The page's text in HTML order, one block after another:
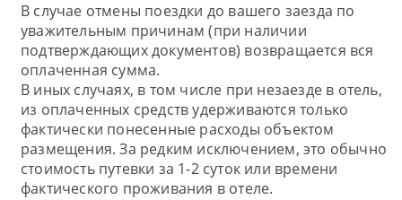
В случае отмены поездки до вашего заезда по
уважительным причинам (при наличии
подтверждающих документов) возвращается вся
оплаченная сумма.
В иных случаях, в том числе при незаезде в отель,
из оплаченных средств удерживаются только
фактически понесенные расходы объектом
размещения. За редким исключением, это обычно
стоимость путевки за 1-2 суток или времени
фактического проживания в отеле.